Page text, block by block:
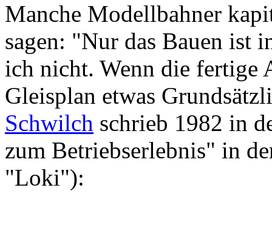
Manche Modellbahner
sagen: "Nur das Bauen ist
ich nicht. Wenn die fertige
Gleisplan etwas
Schwilch schrieb 1982 in
zum Betriebserlebnis" in
"Loki"):